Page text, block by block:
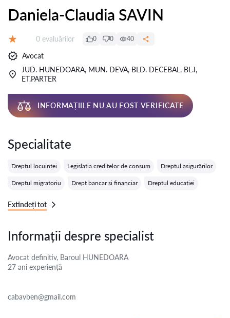
Daniela-Claudia SAVIN
Evaluărilor:
0 evaluărilor 0 0 40
Avocat
JUD. HUNEDOARA, MUN. DEVA, BLD. DECEBAL, BL.I,
ET.PARTER
INFORMAȚIILE NU AU FOST VERIFICATE
Specialitate
Dreptul locuinței Legislația creditelor de consum Dreptul asigurărilor
Dreptul migratoriu Drept bancar și financiar Dreptul educației
Extindeți tot
Informații despre specialist
Avocat definitiv, Baroul HUNEDOARA
27 ani experiență
cabavben@gmail.com